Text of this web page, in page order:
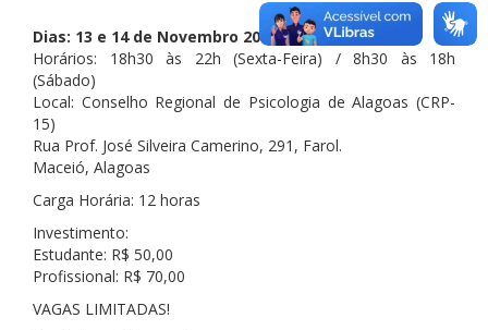
Dias: 13 e 14 de Novembro 2015
Horários: 18h30 às 22h (Sexta-Feira) / 8h30 às 18h
(Sábado)
Local: Conselho Regional de Psicologia de Alagoas (CRP-
15)
Rua Prof. José Silveira Camerino, 291, Farol.
Maceió, Alagoas
Carga Horária: 12 horas
Investimento:
Estudante: R$ 50,00
Profissional: R$ 70,00
VAGAS LIMITADAS!